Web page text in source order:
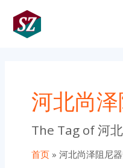
河北尚
The Tag of 河
首页 河北尚泽阻尼